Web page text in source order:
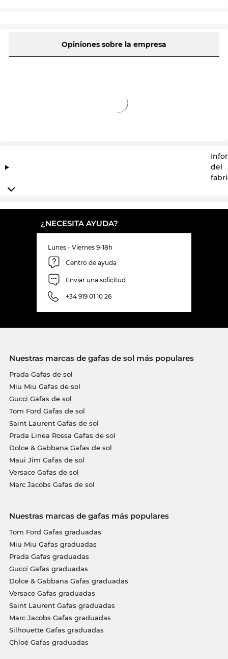
Opiniones sobre la empresa
del
¿NECESITA AYUDA?
Lunes - Viernes 9-18h
Centro de ayuda
Enviar una solicitud
+34 919 01 10 26
Nuestras marcas de gafas de sol más populares
Prada Gafas de sol
Miu Miu Gafas de sol
Gucci Gafas de sol
Tom Ford Gafas de sol
Saint Laurent Gafas de sol
Prada Linea Rossa Gafas de sol
Dolce & Gabbana Gafas de sol
Maui Jim Gafas de sol
Versace Gafas de sol
Marc Jacobs Gafas de sol
Nuestras marcas de gafas más populares
Tom Ford Gafas graduadas
Miu Miu Gafas graduadas
Prada Gafas graduadas
Gucci Gafas graduadas
Dolce & Gabbana Gafas graduadas
Versace Gafas graduadas
Saint Laurent Gafas graduadas
Marc Jacobs Gafas graduadas
Silhouette Gafas graduadas
Chloé Gafas graduadas